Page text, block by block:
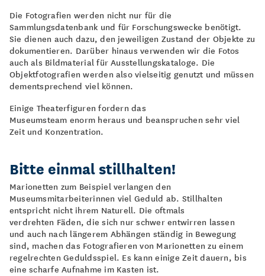
Die Fotografien werden nicht nur für die
Sammlungsdatenbank und für Forschungswecke benötigt.
Sie dienen auch dazu, den jeweiligen Zustand der Objekte zu
dokumentieren. Darüber hinaus verwenden wir die Fotos
auch als Bildmaterial für Ausstellungskataloge. Die
Objektfotografien werden also vielseitig genutzt und müssen
dementsprechend viel können.
Einige Theaterfiguren fordern das
Museumsteam enorm heraus und beanspruchen sehr viel
Zeit und Konzentration.
Bitte einmal stillhalten!
Marionetten zum Beispiel verlangen den
Museumsmitarbeiterinnen viel Geduld ab. Stillhalten
entspricht nicht ihrem Naturell. Die oftmals
verdrehten Fäden, die sich nur schwer entwirren lassen
und auch nach längerem Abhängen ständig in Bewegung
sind, machen das Fotografieren von Marionetten zu einem
regelrechten Geduldsspiel. Es kann einige Zeit dauern, bis
eine scharfe Aufnahme im Kasten ist.